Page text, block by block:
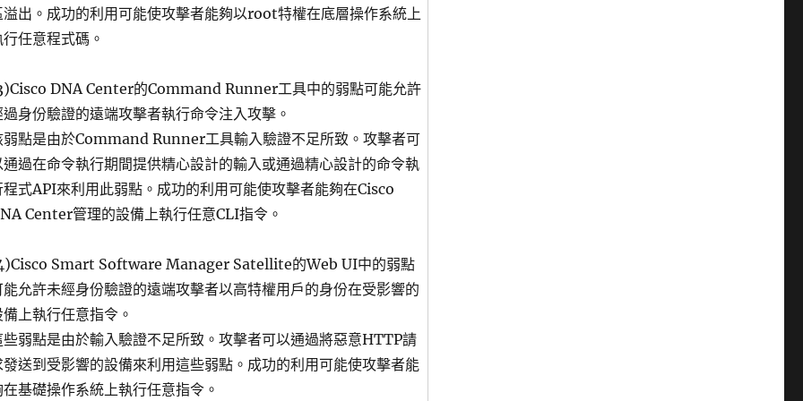
溢出。成功的利用可能使攻擊者能夠以root特權在底層操作系統上
任意程式碼。
DNA Center的Command Runner工具中的弱點可能允許
過身份驗證的遠端攻擊者執行命令注入攻擊。
弱點是由於Command Runner工具輸入驗證不足所致。攻擊者可
通過在命令執行期間提供精心設計的輸入或通過精心設計的命令執
程式API來利用此弱點。成功的利用可能使攻擊者能夠在Cisco
Center管理的設備上執行任意CLI指令。
Smart Software Manager Satellite的Web UI中的弱點
能允許未經身份驗證的遠端攻擊者以高特權用戶的身份在受影響的
備上執行任意指令。
些弱點是由於輸入驗證不足所致。攻擊者可以通過將惡意HTTP請
發送到受影響的設備來利用這些弱點。成功的利用可能使攻擊者能
在基礎操作系統上執行任意指令。